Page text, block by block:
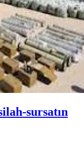
sursatın